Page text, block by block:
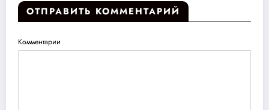
ОТПРАВИТЬ КОММЕНТАРИЙ
Комментарии